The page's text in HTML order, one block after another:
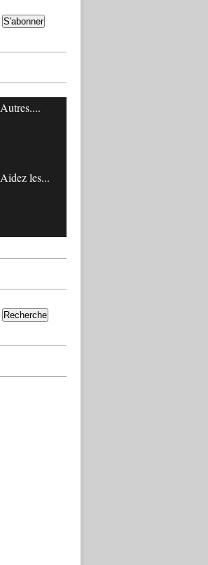
Autres....
Aidez les...